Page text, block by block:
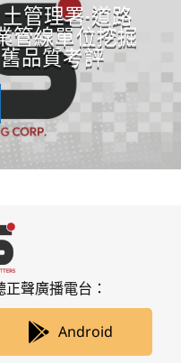
管理署-道路
管線單位挖掘
品質考評
聲廣播電台：
Android